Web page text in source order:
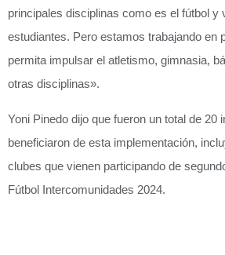
principales disciplinas como es el fútbol y
estudiantes. Pero estamos trabajando en
permita impulsar el atletismo, gimnasia,
otras disciplinas».
Yoni Pinedo dijo que fueron un total de 20
beneficiaron de esta implementación,
clubes que vienen participando de
Fútbol Intercomunidades 2024.